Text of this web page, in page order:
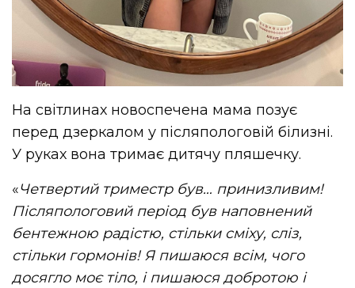
На світлинах новоспечена мама позує
перед дзеркалом у післяпологовій білизні.
У руках вона тримає дитячу пляшечку.
«Четвертий триместр був… принизливим!
Післяпологовий період був наповнений
бентежною радістю, стільки сміху, сліз,
стільки гормонів! Я пишаюся всім, чого
досягло моє тіло, і пишаюся добротою і